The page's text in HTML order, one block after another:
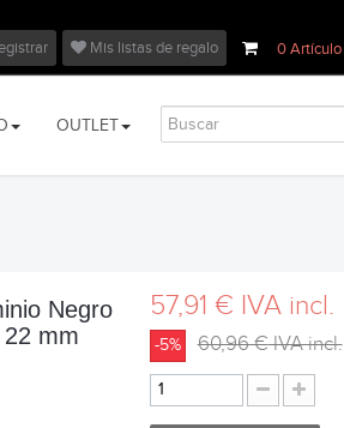
0Artículo
Mis listas de regalo
OUTLET
Negro
mm
57,91 € IVA incl.
-5% 60,96 €IVA incl.